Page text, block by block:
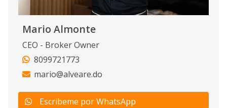
Mario Almonte
CEO - Broker Owner
8099721773
mario@alveare.do
Escribeme por WhatsApp